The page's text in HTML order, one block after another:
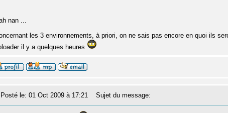
nan ...
les 3 environnements, à priori, on ne sais pas encore en quoi ils
il y a quelques heures
Posté le: 01 Oct 2009 à 17:21 Sujet du message: